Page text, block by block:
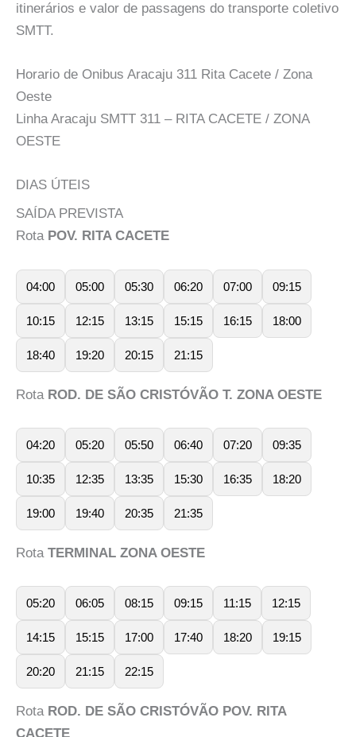
itinerários e valor de passagens do transporte coletivo
SMTT.
Horario de Onibus Aracaju 311 Rita Cacete / Zona
Oeste
Linha Aracaju SMTT 311 – RITA CACETE / ZONA
OESTE
DIAS ÚTEIS
SAÍDA PREVISTA
Rota POV. RITA CACETE
04:00 05:00 05:30 06:20 07:00 09:15
10:15 12:15 13:15 15:15 16:15 18:00
18:40 19:20 20:15 21:15
Rota ROD. DE SÃO CRISTÓVÃO T. ZONA OESTE
04:20 05:20 05:50 06:40 07:20 09:35
10:35 12:35 13:35 15:30 16:35 18:20
19:00 19:40 20:35 21:35
Rota TERMINAL ZONA OESTE
05:20 06:05 08:15 09:15 11:15 12:15
14:15 15:15 17:00 17:40 18:20 19:15
20:20 21:15 22:15
Rota ROD. DE SÃO CRISTÓVÃO POV. RITA
CACETE